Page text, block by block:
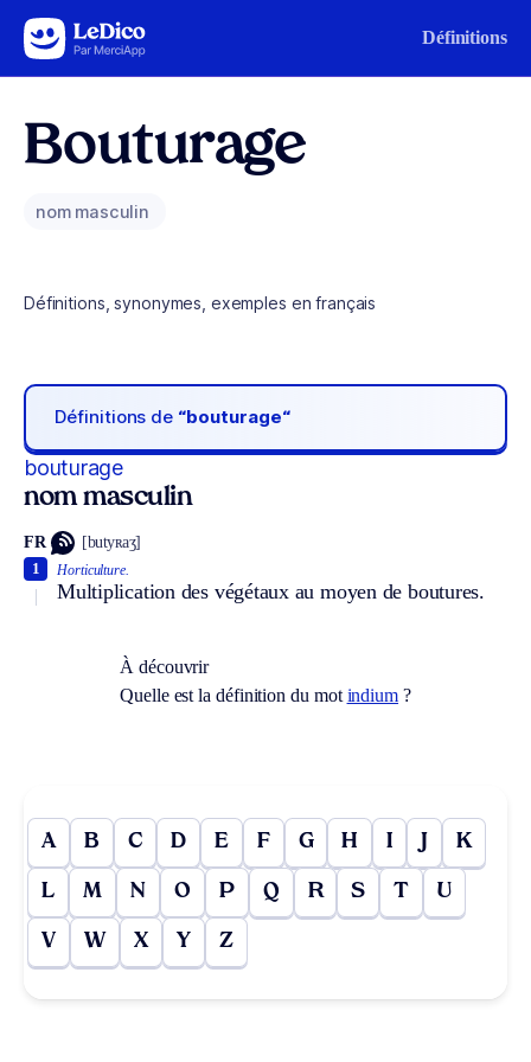
Aller au contenu Définitions
Bouturage
nom masculin
Définitions, synonymes, exemples en français
Définitions de “bouturage“
bouturage
nom masculin
FR [butyʀaʒ]
Horticulture.
Multiplication des végétaux au moyen de boutures.
1
À découvrir
Quelle est la définition du mot indium ?
A B C D E F G H I J K
L M N O P Q R S T U
V W X Y Z